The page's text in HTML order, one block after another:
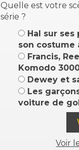
Quelle est votre
série ?
Hal sur
son costume
Francis,
Komodo
Dewey et
Les
voiture de
Voir